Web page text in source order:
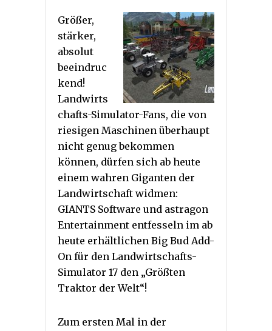
Größer,
stärker,
absolut
beeindruc
kend!
Landwirts
chafts-Simulator-Fans, die von
riesigen Maschinen überhaupt
nicht genug bekommen
können, dürfen sich ab heute
einem wahren Giganten der
Landwirtschaft widmen:
GIANTS Software und astragon
Entertainment entfesseln im ab
heute erhältlichen Big Bud Add-
On für den Landwirtschafts-
Simulator 17 den „Größten
Traktor der Welt“!
Zum ersten Mal in der